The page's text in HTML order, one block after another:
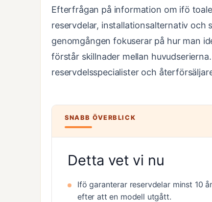
Efterfrågan på information om ifö
reservdelar, installationsalternativ och
genomgången fokuserar på hur man
förstår skillnader mellan
reservdelsspecialister och
SNABB ÖVERBLICK
Detta vet vi nu
Ifö garanterar reservdelar minst 10 år
efter att en modell utgått.